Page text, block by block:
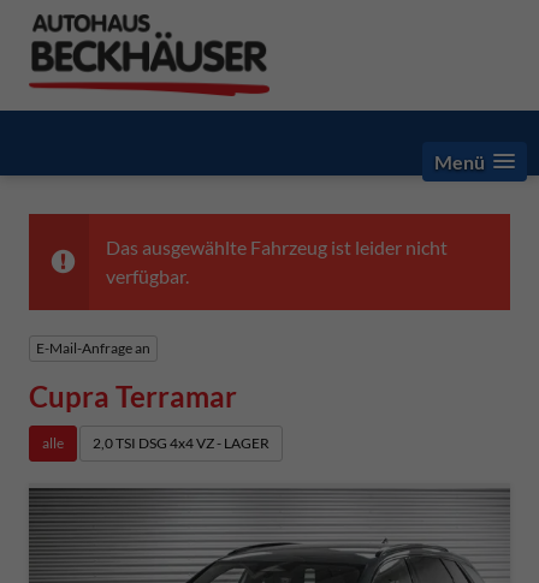
Menü
Das ausgewählte Fahrzeug ist leider nicht
verfügbar.
E-Mail-Anfrage an
Cupra Terramar
alle 2,0 TSI DSG 4x4 VZ - LAGER